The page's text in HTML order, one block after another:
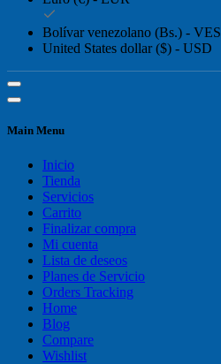
Bolívar venezolano (Bs.) - VES
United States dollar ($) - USD
Main Menu
Inicio
Tienda
Servicios
Carrito
Finalizar compra
Mi cuenta
Lista de deseos
Planes de Servicio
Orders Tracking
Home
Blog
Compare
Wishlist